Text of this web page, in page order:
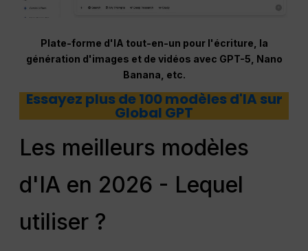
Plate-forme d'IA tout-en-un pour l'écriture, la
génération d'images et de vidéos avec GPT-5, Nano
Banana, etc.
Essayez plus de 100 modèles d'IA sur
Global GPT
Les meilleurs modèles
d'IA en 2026 - Lequel
utiliser ?